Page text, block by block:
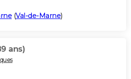
(Val-de-Marne)
ans)